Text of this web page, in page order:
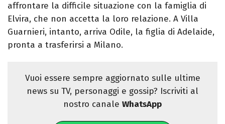
affrontare la difficile situazione con la famiglia di
Elvira, che non accetta la loro relazione. A Villa
Guarnieri, intanto, arriva Odile, la figlia di Adelaide,
pronta a trasferirsi a Milano.
Vuoi essere sempre aggiornato sulle ultime
news su TV, personaggi e gossip? Iscriviti al
nostro canale WhatsApp